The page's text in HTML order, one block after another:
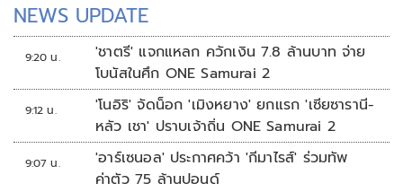
NEWS UPDATE
9:20 น.
'ชาตรี' แจกแหลก ควักเงิน 7.8 ล้านบาท จ่าย
โบนัสในศึก ONE Samurai 2
9:12 น.
'โนอิริ' จัดน็อก 'เมิงหยาง' ยกแรก 'เซียซารานี-
หลัว เชา' ปราบเจ้าถิ่น ONE Samurai 2
9:07 น.
'อาร์เซนอล' ประกาศคว้า 'กีมาไรส์' ร่วมทัพ
ค่าตัว 75 ล้านปอนด์